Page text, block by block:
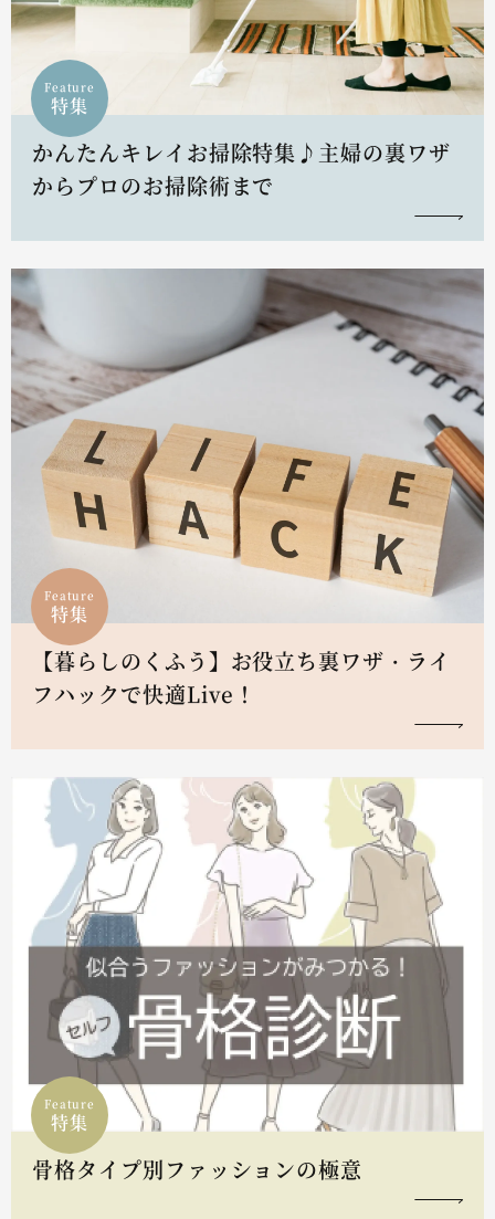
Feature
特集
かんたんキレイお掃除特集♪主婦の裏ワザ
からプロのお掃除術まで
Feature
特集
【暮らしのくふう】お役立ち裏ワザ・ライ
フハックで快適Live！
Feature
特集
骨格タイプ別ファッションの極意